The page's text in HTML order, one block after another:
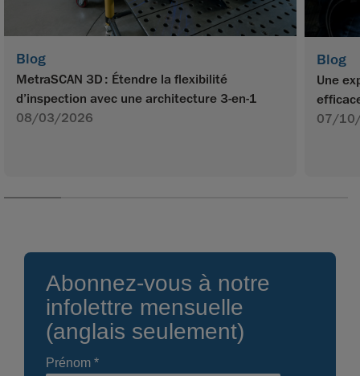
Blog
MetraSCAN 3D : Étendre la flexibilité
d’inspection avec une architecture 3-en-1
08/03/2026
Blog
Une
07/